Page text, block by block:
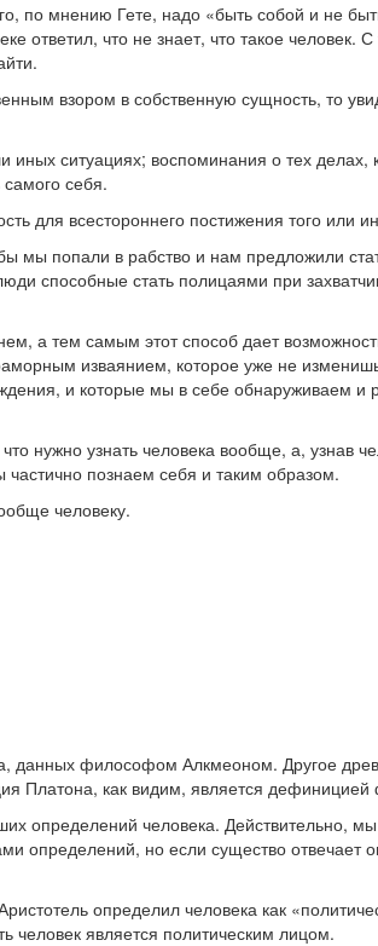
по мнению Гете, надо «быть собой и не
ответил, что не знает, что такое
взором в собственную сущность, то
иных ситуациях; воспоминания о тех
себя.
для всестороннего постижения того или
мы попали в рабство и нам предложили
способные стать полицаями при
а тем самым этот способ дает
изваянием, которое уже не
и которые мы в себе обнаруживаем и
нужно узнать человека вообще, а,
познаем себя и таким образом.
человеку.
данных философом Алкмеоном. Другое
как видим, является
определений человека. Действительно,
определений, но если существо
определил человека как
человек является политическим лицом.